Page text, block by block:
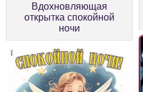
Вдохновляющая
открытка спокойной
ночи